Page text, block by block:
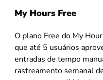
My Hours Free
O plano Free do My
que até 5 usuários
entradas de tempo
rastreamento semanal